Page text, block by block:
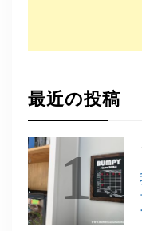
最近の投稿
1